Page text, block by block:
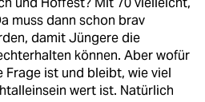
muss dann schon brav
damit Jüngere die
können. Aber wofür
Frage ist und bleibt, wie viel
wert ist. Natürlich